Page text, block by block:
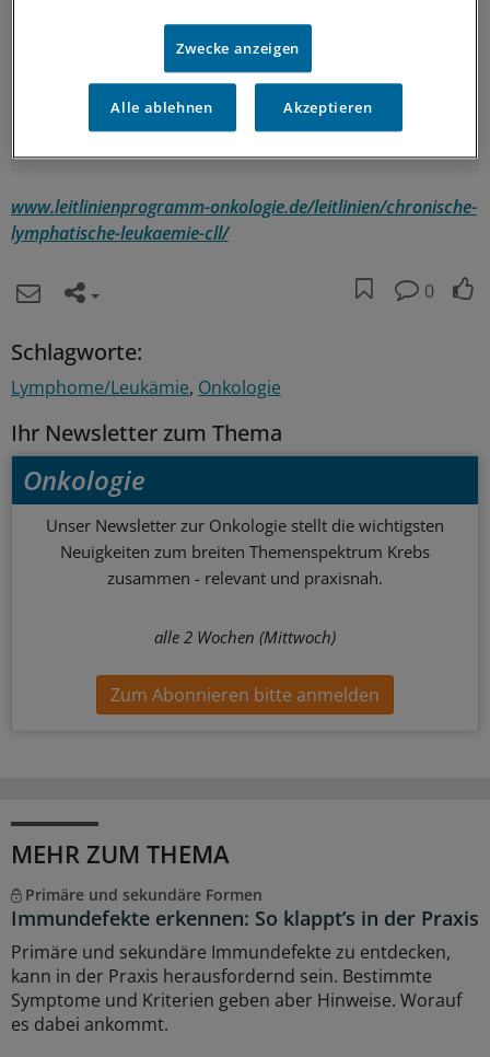
alleinigen Chemotherapie vorzuziehen.
teilnahme:Wenn möglich, soll Patienten
die Therapie innerhalb klinischer Studien
angeboten werden.(eb)
www.leitlinienprogramm-onkologie.de/leitlinien/chronische-
lymphatische-leukaemie-cll/
0
Schlagworte:
Lymphome/Leukämie Onkologie
Ihr Newsletter zum Thema
Onkologie
Unser Newsletter zur Onkologie stellt die wichtigsten
Neuigkeiten zum breiten Themenspektrum Krebs
zusammen - relevant und praxisnah.
alle 2 Wochen (Mittwoch)
Zum Abonnieren bitte anmelden
MEHR ZUM THEMA
Primäre und sekundäre Formen
Immundefekte erkennen: So klappt’s in der Praxis
Primäre und sekundäre Immundefekte zu entdecken,
kann in der Praxis herausfordernd sein. Bestimmte
Symptome und Kriterien geben aber Hinweise. Worauf
es dabei ankommt.
Zwecke anzeigen
Alle ablehnen Akzeptieren